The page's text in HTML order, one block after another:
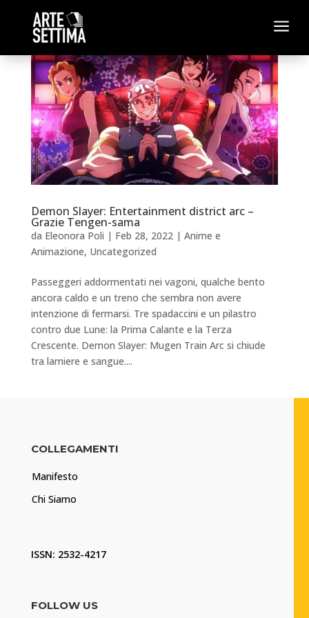
a
Demon Slayer: Entertainment district arc –
Grazie Tengen-sama
da Eleonora Poli | Feb 28, 2022| Anime e
Animazione, Uncategorized
Passeggeri addormentati nei vagoni, qualche bento
ancora caldo e un treno che sembra non avere
intenzione di fermarsi. Tre spadaccini e un pilastro
contro due Lune: la Prima Calante e la Terza
Crescente. Demon Slayer: Mugen Train Arc si chiude
tra lamiere e sangue....
COLLEGAMENTI
Manifesto
Chi Siamo
ISSN: 2532-4217
FOLLOW US